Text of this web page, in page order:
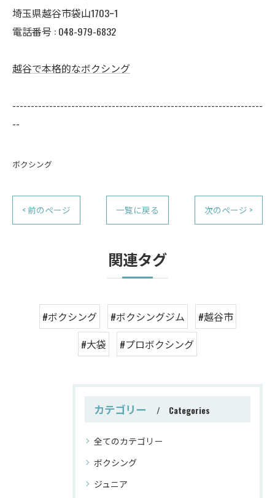
埼玉県越谷市袋山1703ｰ1
電話番号 : 048-979-6832
越谷で本格的なボクシング
--------------------------------------------------------------------
--
ボクシング
< 前のページ 一覧に戻る 次のページ >
関連タグ
#ボクシング #ボクシングジム
#越谷市
#大袋
#プロボクシング
カテゴリー Categories
全てのカテゴリー
ボクシング
ジュニア